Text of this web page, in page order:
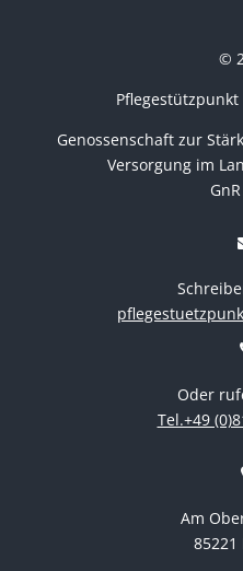
©
Genossenschaft zur
Versorgung im
Oder
Tel.+49
Am
85221